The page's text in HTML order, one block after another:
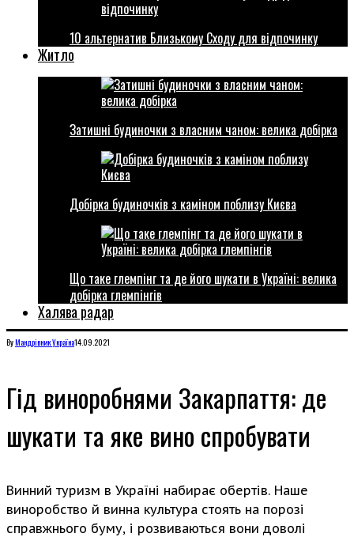
10 альтернатив Близькому Сходу для відпочинку
Житло
Затишні будиночки з власним чаном: велика добірка
Добірка будиночків з каміном поблизу Києва
Що таке глемпінг та де його шукати в Україні: велика
добірка глемпінгів
Халява радар
ByМандрівникУкраїна14.09.2021
Гід виноробнями Закарпаття: де
шукати та яке вино спробувати
Винний туризм в Україні набирає обертів. Наше
виноробство й винна культура стоять на порозі
справжнього буму, і розвиваються вони доволі